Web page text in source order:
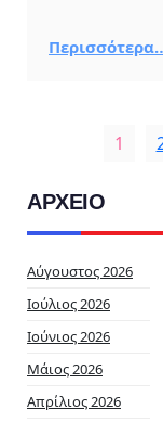
1
ΑΡΧΕΙΟ
Αύγουστος 2026
Ιούλιος 2026
Ιούνιος 2026
Μάιος 2026
Απρίλιος 2026